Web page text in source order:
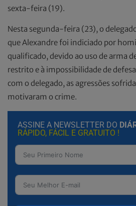
sexta-feira (19).
Nesta segunda-feira (23), o
que Alexandre foi indiciado por
qualificado, devido ao uso de arma
restrito e à impossibilidade de
com o delegado, as agressões
motivaram o crime.
ASSINE A NEWSLETTER DO
RÁPIDO, FÁCIL E GRATUITO !